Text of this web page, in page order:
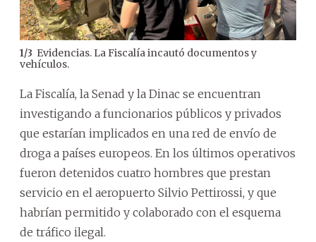
1/3 Evidencias. La Fiscalía incautó documentos y
vehículos.
La Fiscalía, la Senad y la Dinac se encuentran
investigando a funcionarios públicos y privados
que estarían implicados en una red de envío de
droga a países europeos. En los últimos operativos
fueron detenidos cuatro hombres que prestan
servicio en el aeropuerto Silvio Pettirossi, y que
habrían permitido y colaborado con el esquema
de tráfico ilegal.